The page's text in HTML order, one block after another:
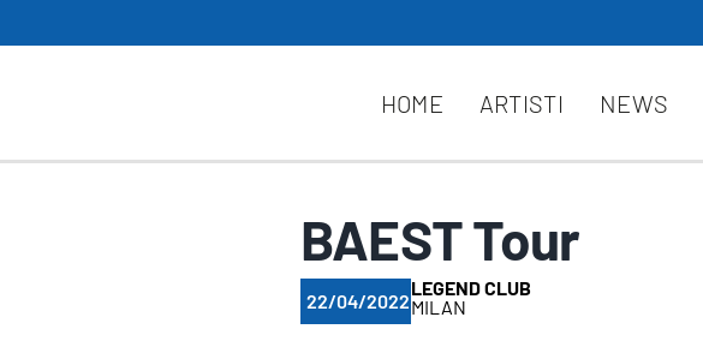
HOME ARTISTI NEWS
BAEST Tour
22/04/2022
LEGEND CLUB
MILAN